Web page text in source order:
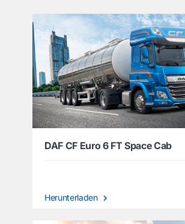
DAF CF Euro 6 FT Space Cab
Herunterladen